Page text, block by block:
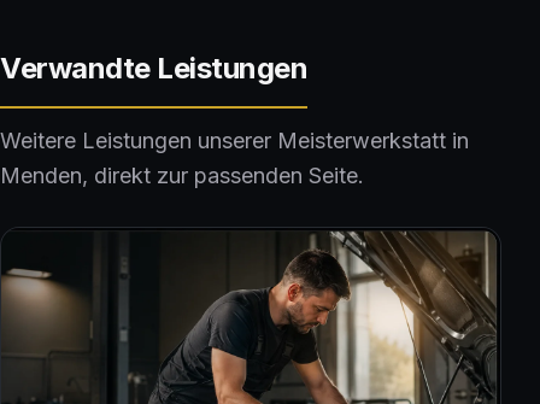
Verwandte Leistungen
Weitere Leistungen unserer Meisterwerkstatt in
Menden, direkt zur passenden Seite.